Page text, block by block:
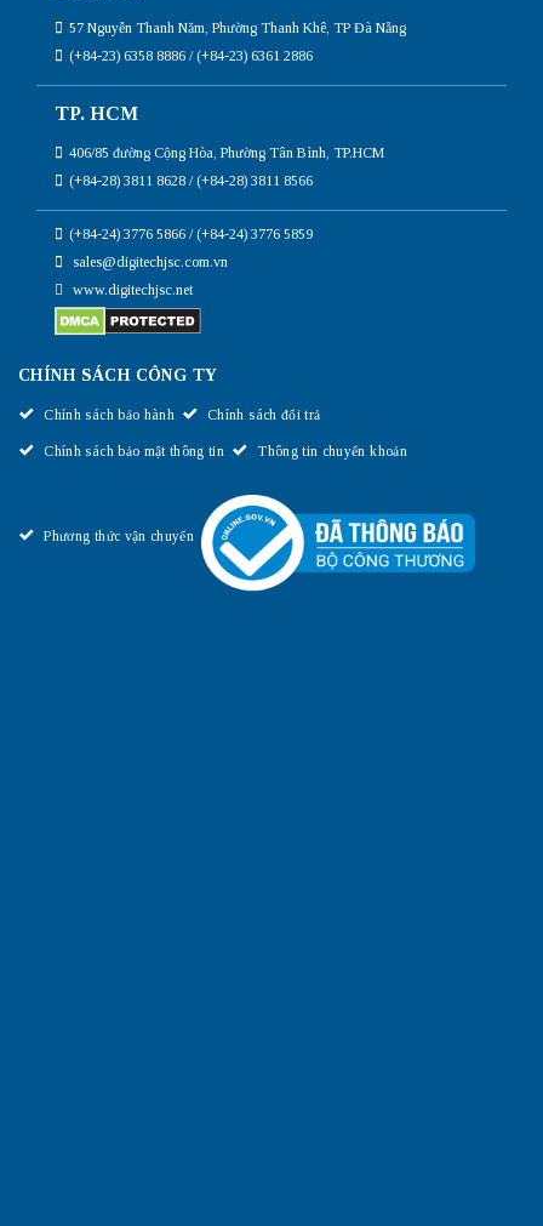
57 Nguyễn Thanh Năm, Phường Thanh Khê, TP Đà Nẵng
(+84-23) 6358 8886 / (+84-23) 6361 2886
TP. HCM
406/85 đường Cộng Hòa, Phường Tân Bình, TP.HCM
(+84-28) 3811 8628 / (+84-28) 3811 8566
(+84-24) 3776 5866 / (+84-24) 3776 5859
sales@digitechjsc.com.vn
www.digitechjsc.net
CHÍNH SÁCH CÔNG TY
Chính sách bảo hành Chính sách đổi trả
Chính sách bảo mật thông tin Thông tin chuyển khoản
Phương thức vận chuyển